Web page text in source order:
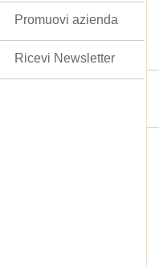
Promuovi azienda
Ricevi Newsletter